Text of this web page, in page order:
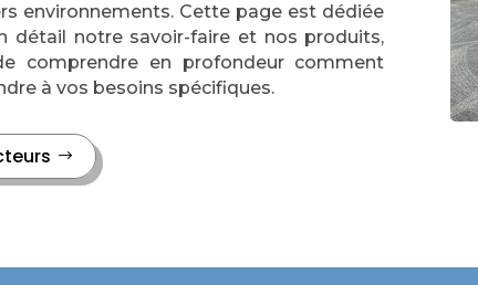
environnements. Cette page est dédiée
détail notre savoir-faire et nos produits,
comprendre en profondeur comment
à vos besoins spécifiques.